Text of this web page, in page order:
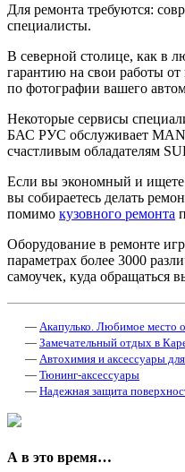
Для ремонта требуются:
специалисты.
В северной столице, как в
гарантию на свои работы от
по фотографии вашего
Некоторые сервисы
БАС РУС обслуживает MAN
счастливым обладателям
Если вы экономный и ищете
вы собираетесь делать
помимо кузовного ремонта
Оборудование в ремонте
параметрах более 3000
самоучек, куда обращаться
— Акапулько. Любимое место
— Замечательный отдых в
— Автохимия и аксессуары
— Тюнинг-аксессуары
— Надежная защита
А в это время…